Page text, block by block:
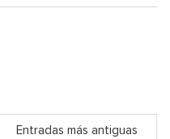
Entradas más antiguas